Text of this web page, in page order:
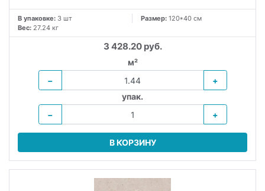
В упаковке: 3 шт Размер: 120*40 см
Вес: 27.24 кг
3 428.20 руб.
м²
−
+
упак.
−
+
В КОРЗИНУ